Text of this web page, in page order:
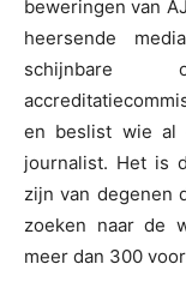
beweringen van
heersende
schijnbare
en beslist wie al
journalist. Het is
zijn van degenen
zoeken naar de
meer dan 300